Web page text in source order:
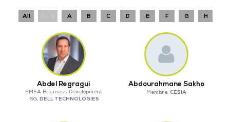
All A B C D E F G H
Abdel Regragui
EMEA Business Development
ISG, DELL TECHNOLOGIES
Abdourahmane Sakho
Membre,CESIA